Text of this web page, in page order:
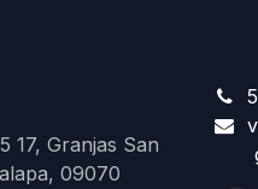
17, Granjas San
09070